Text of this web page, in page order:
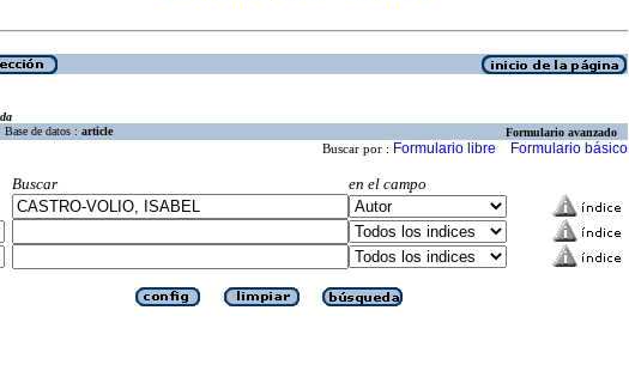
Base de datos : article Formulario avanzado
Buscar por : Formulario libre Formulario básico
Buscar
en el campo